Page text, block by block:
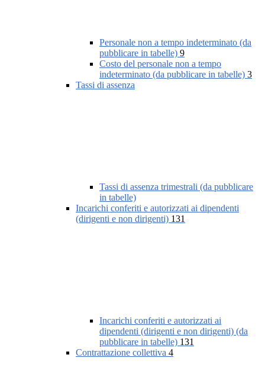
Personale non a tempo indeterminato (da
pubblicare in tabelle) 9
Costo del personale non a tempo
indeterminato (da pubblicare in tabelle) 3
Tassi di assenza
Tassi di assenza trimestrali (da pubblicare
in tabelle)
Incarichi conferiti e autorizzati ai dipendenti
(dirigenti e non dirigenti) 131
Incarichi conferiti e autorizzati ai
dipendenti (dirigenti e non dirigenti) (da
pubblicare in tabelle) 131
Contrattazione collettiva 4